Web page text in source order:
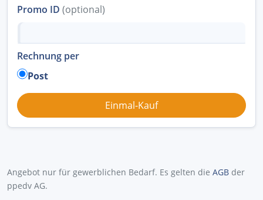
Promo ID (optional)
Rechnung per
Post
Angebot nur für gewerblichen Bedarf. Es gelten die AGB der
ppedv AG.